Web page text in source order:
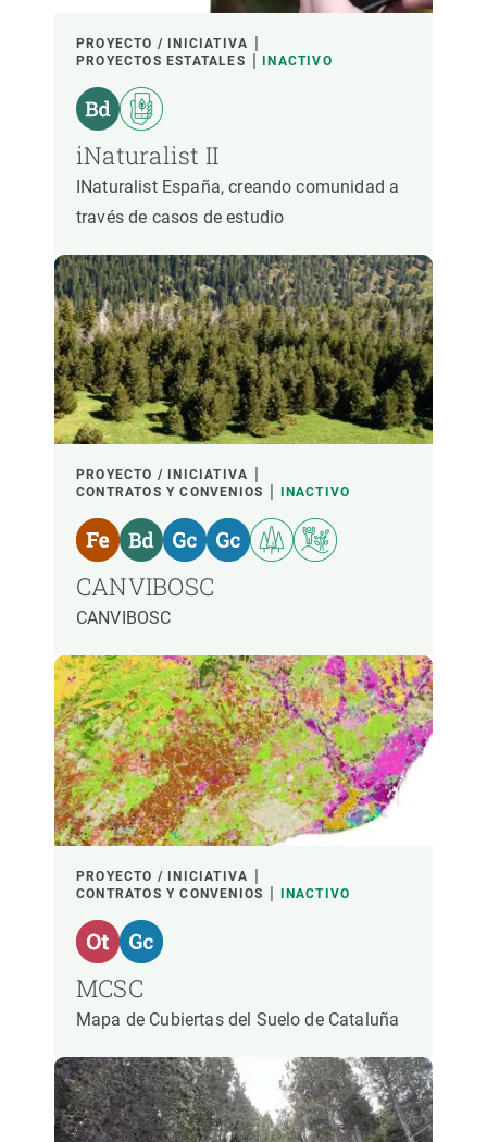
PROYECTO / INICIATIVA
PROYECTOS ESTATALES
INACTIVO
iNaturalist II
INaturalist España, creando comunidad a
través de casos de estudio
PROYECTO / INICIATIVA
CONTRATOS Y CONVENIOS
INACTIVO
CANVIBOSC
CANVIBOSC
PROYECTO / INICIATIVA
CONTRATOS Y CONVENIOS
INACTIVO
MCSC
Mapa de Cubiertas del Suelo de Cataluña